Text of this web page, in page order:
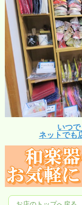
いつ
ネットでも